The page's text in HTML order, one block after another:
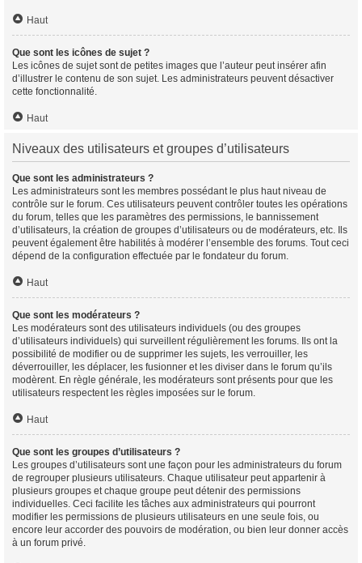
Haut
Que sont les icônes de sujet ?
Les icônes de sujet sont de petites images que l’auteur peut insérer afin
d’illustrer le contenu de son sujet. Les administrateurs peuvent désactiver
cette fonctionnalité.
Haut
Niveaux des utilisateurs et groupes d’utilisateurs
Que sont les administrateurs ?
Les administrateurs sont les membres possédant le plus haut niveau de
contrôle sur le forum. Ces utilisateurs peuvent contrôler toutes les opérations
du forum, telles que les paramètres des permissions, le bannissement
d’utilisateurs, la création de groupes d’utilisateurs ou de modérateurs, etc. Ils
peuvent également être habilités à modérer l’ensemble des forums. Tout ceci
dépend de la configuration effectuée par le fondateur du forum.
Haut
Que sont les modérateurs ?
Les modérateurs sont des utilisateurs individuels (ou des groupes
d’utilisateurs individuels) qui surveillent régulièrement les forums. Ils ont la
possibilité de modifier ou de supprimer les sujets, les verrouiller, les
déverrouiller, les déplacer, les fusionner et les diviser dans le forum qu’ils
modèrent. En règle générale, les modérateurs sont présents pour que les
utilisateurs respectent les règles imposées sur le forum.
Haut
Que sont les groupes d’utilisateurs ?
Les groupes d’utilisateurs sont une façon pour les administrateurs du forum
de regrouper plusieurs utilisateurs. Chaque utilisateur peut appartenir à
plusieurs groupes et chaque groupe peut détenir des permissions
individuelles. Ceci facilite les tâches aux administrateurs qui pourront
modifier les permissions de plusieurs utilisateurs en une seule fois, ou
encore leur accorder des pouvoirs de modération, ou bien leur donner accès
à un forum privé.